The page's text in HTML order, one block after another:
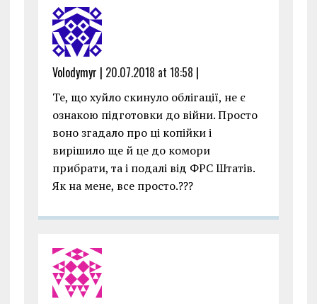
Volodymyr | 20.07.2018 at 18:58 |
Те, що хуйло скинуло облігації, не є
ознакою підготовки до війни. Просто
воно згадало про ці копійки і
вирішило ще й це до комори
прибрати, та і подалі від ФРС Штатів.
Як на мене, все просто.???